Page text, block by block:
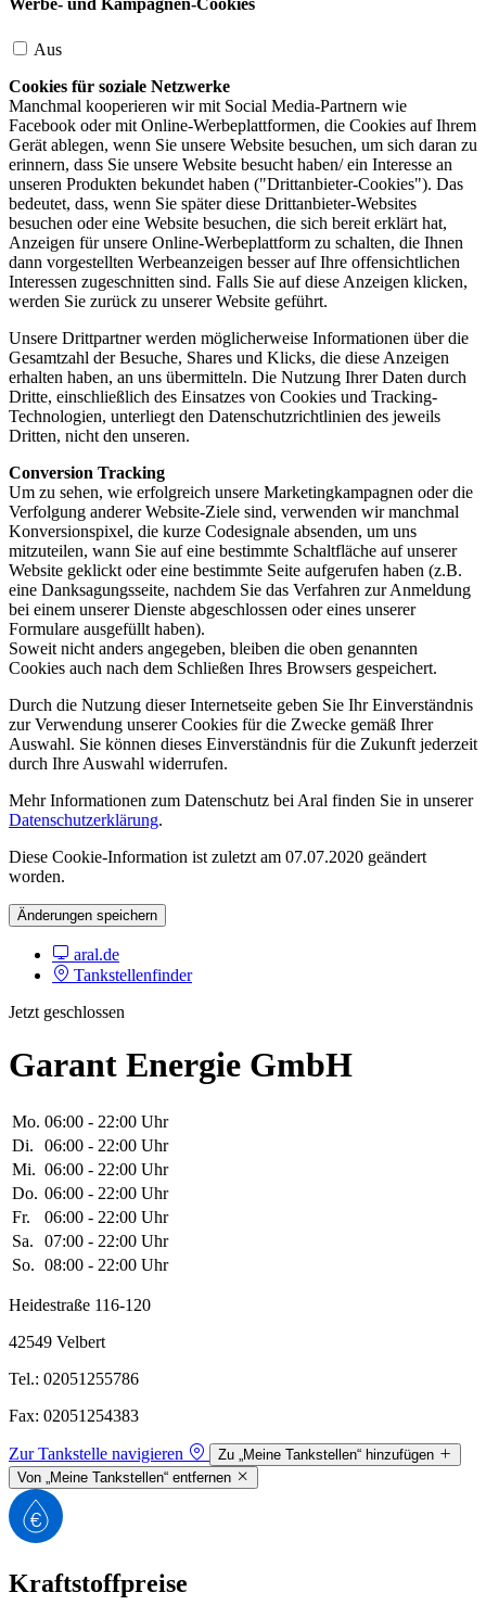
Werbe- und Kampagnen-Cookies
Aus
Cookies für soziale Netzwerke
Manchmal kooperieren wir mit Social Media-Partnern wie
Facebook oder mit Online-Werbeplattformen, die Cookies auf Ihrem
Gerät ablegen, wenn Sie unsere Website besuchen, um sich daran zu
erinnern, dass Sie unsere Website besucht haben/ ein Interesse an
unseren Produkten bekundet haben ("Drittanbieter-Cookies"). Das
bedeutet, dass, wenn Sie später diese Drittanbieter-Websites
besuchen oder eine Website besuchen, die sich bereit erklärt hat,
Anzeigen für unsere Online-Werbeplattform zu schalten, die Ihnen
dann vorgestellten Werbeanzeigen besser auf Ihre offensichtlichen
Interessen zugeschnitten sind. Falls Sie auf diese Anzeigen klicken,
werden Sie zurück zu unserer Website geführt.
Unsere Drittpartner werden möglicherweise Informationen über die
Gesamtzahl der Besuche, Shares und Klicks, die diese Anzeigen
erhalten haben, an uns übermitteln. Die Nutzung Ihrer Daten durch
Dritte, einschließlich des Einsatzes von Cookies und Tracking-
Technologien, unterliegt den Datenschutzrichtlinien des jeweils
Dritten, nicht den unseren.
Conversion Tracking
Um zu sehen, wie erfolgreich unsere Marketingkampagnen oder die
Verfolgung anderer Website-Ziele sind, verwenden wir manchmal
Konversionspixel, die kurze Codesignale absenden, um uns
mitzuteilen, wann Sie auf eine bestimmte Schaltfläche auf unserer
Website geklickt oder eine bestimmte Seite aufgerufen haben (z.B.
eine Danksagungsseite, nachdem Sie das Verfahren zur Anmeldung
bei einem unserer Dienste abgeschlossen oder eines unserer
Formulare ausgefüllt haben).
Soweit nicht anders angegeben, bleiben die oben genannten
Cookies auch nach dem Schließen Ihres Browsers gespeichert.
Durch die Nutzung dieser Internetseite geben Sie Ihr Einverständnis
zur Verwendung unserer Cookies für die Zwecke gemäß Ihrer
Auswahl. Sie können dieses Einverständnis für die Zukunft jederzeit
durch Ihre Auswahl widerrufen.
Mehr Informationen zum Datenschutz bei Aral finden Sie in unserer
Datenschutzerklärung.
Diese Cookie-Information ist zuletzt am 07.07.2020 geändert
worden.
Änderungen speichern
aral.de
Tankstellenfinder
Jetzt geschlossen
Garant Energie GmbH
Mo. 06:00 - 22:00 Uhr
Di.
06:00 - 22:00 Uhr
Mi. 06:00 - 22:00 Uhr
Do. 06:00 - 22:00 Uhr
Fr.
06:00 - 22:00 Uhr
Sa.
07:00 - 22:00 Uhr
So. 08:00 - 22:00 Uhr
Heidestraße 116-120
42549 Velbert
Tel.: 02051255786
Fax: 02051254383
Zur Tankstelle navigieren
Zu „Meine Tankstellen“ hinzufügen
Von „Meine Tankstellen“ entfernen
Kraftstoffpreise